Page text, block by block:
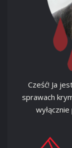
Cześć! Ja
sprawach